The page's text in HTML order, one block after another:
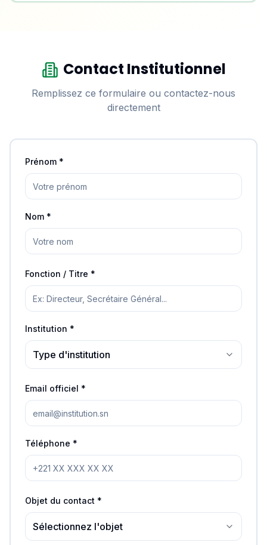
Contact Institutionnel
Remplissez ce formulaire ou contactez-nous
directement
Prénom *
Nom *
Fonction / Titre *
Institution *
Type d'institution
Email officiel *
Téléphone *
Objet du contact *
Sélectionnez l'objet